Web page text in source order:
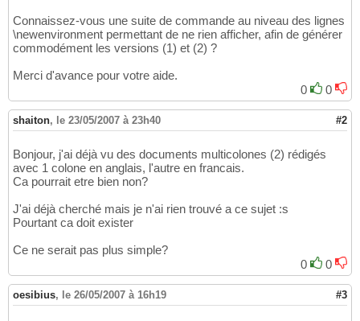
14
15
16
18
20
\begin {version_traduite}
Texte 2
\end {version_traduite
\end{document}
Connaissez-vous une suite de commande au niveau des lignes
\newenvironment permettant de ne rien afficher, afin de générer
commodément les versions (1) et (2) ?
Merci d'avance pour votre aide.
0
0
shaiton, le 23/05/2007 à 23h40 #2
Bonjour, j'ai déjà vu des documents multicolones (2) rédigés
avec 1 colone en anglais, l'autre en francais.
Ca pourrait etre bien non?
J'ai déjà cherché mais je n'ai rien trouvé a ce sujet :s
Pourtant ca doit exister
Ce ne serait pas plus simple?
0
0
oesibius, le 26/05/2007 à 16h19 #3